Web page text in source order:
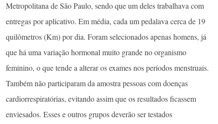
Metropolitana de São Paulo, sendo que um deles trabalhava com
entregas por aplicativo. Em média, cada um pedalava cerca de 19
quilômetros (Km) por dia. Foram selecionados apenas homens, já
que há uma variação hormonal muito grande no organismo
feminino, o que tende a alterar os exames nos períodos menstruais.
Também não participaram da amostra pessoas com doenças
cardiorrespiratórias, evitando assim que os resultados ficassem
enviesados. Esses e outros grupos deverão ser testados